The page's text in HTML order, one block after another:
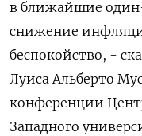
в ближайшие
снижение
беспокойство, -
Луиса Альберто
конференции
Западного